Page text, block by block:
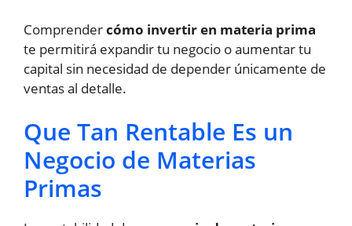
Comprendercómo invertir en materia prima
te permitirá expandir tu negocio o aumentar tu
capital sin necesidad de depender únicamente de
ventas al detalle.
Que Tan Rentable Es un
Negocio de Materias
Primas